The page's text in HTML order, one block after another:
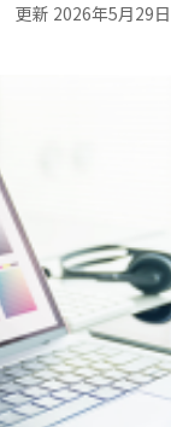
更新 2026年5月29日